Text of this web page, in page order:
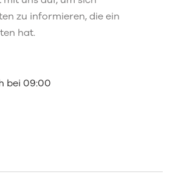
zu informieren, die ein
hat.
bei 09:00